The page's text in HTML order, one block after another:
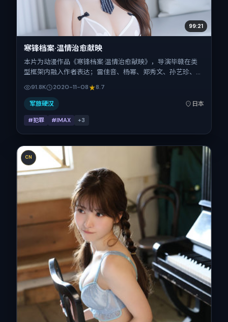
99:21
寒锋档案·温情治愈献映
本片为动漫作品《寒锋档案·温情治愈献映》，导演毕赣在类
型框架内融入作者表达；雷佳音、杨幂、郑秀文、孙艺珍、宋
地与出品背景为日本。上映时间 2020年11月8日（公映登记日
2020-11-08），全片105分钟，节奏张弛有度。
91.8K 2020-11-08 8.7
军旅硬汉 日本
#犯罪 #IMAX +3
CN